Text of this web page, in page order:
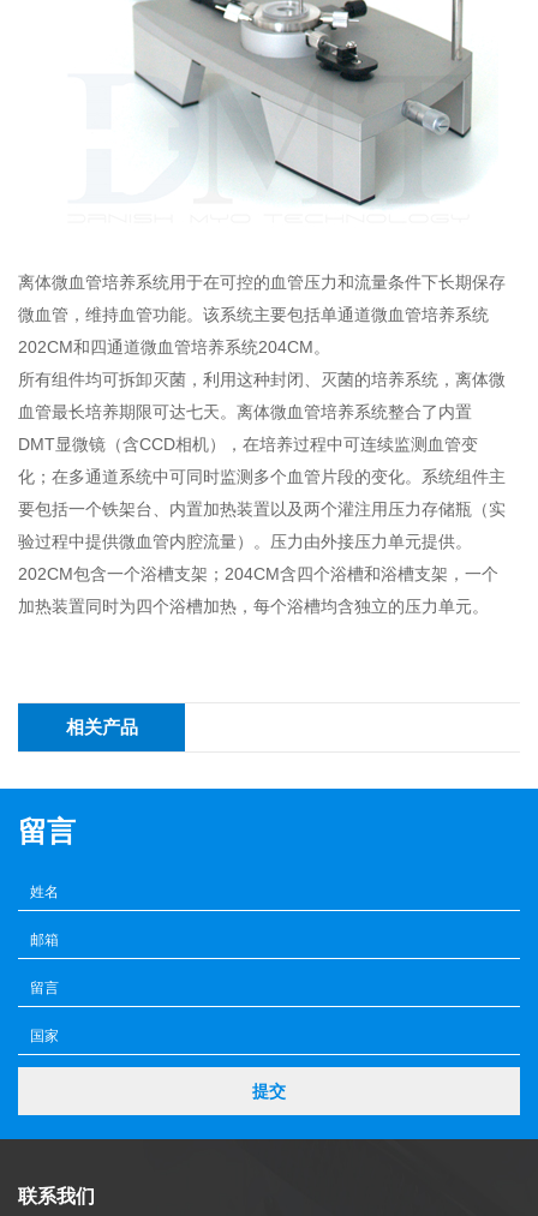
离体微血管培养系统用于在可控的血管压力和流量条件下长期保存
微血管，维持血管功能。该系统主要包括单通道微血管培养系统
202CM和四通道微血管培养系统204CM。
所有组件均可拆卸灭菌，利用这种封闭、灭菌的培养系统，离体微
血管最长培养期限可达七天。离体微血管培养系统整合了内置
DMT显微镜（含CCD相机），在培养过程中可连续监测血管变
化；在多通道系统中可同时监测多个血管片段的变化。系统组件主
要包括一个铁架台、内置加热装置以及两个灌注用压力存储瓶（实
验过程中提供微血管内腔流量）。压力由外接压力单元提供。
202CM包含一个浴槽支架；204CM含四个浴槽和浴槽支架，一个
加热装置同时为四个浴槽加热，每个浴槽均含独立的压力单元。
相关产品
留言
提交
联系我们